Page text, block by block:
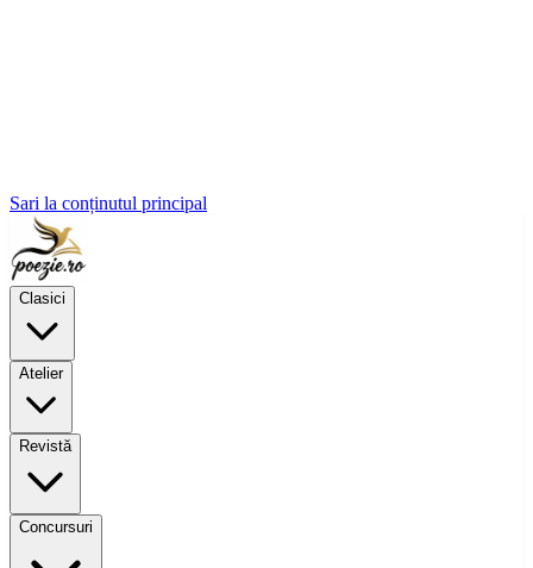
Sari la conținutul principal
Clasici
Atelier
Revistă
Concursuri